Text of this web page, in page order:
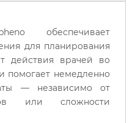
обеспечивает
для планирования
действия врачей во
помогает немедленно
— независимо от
или сложности